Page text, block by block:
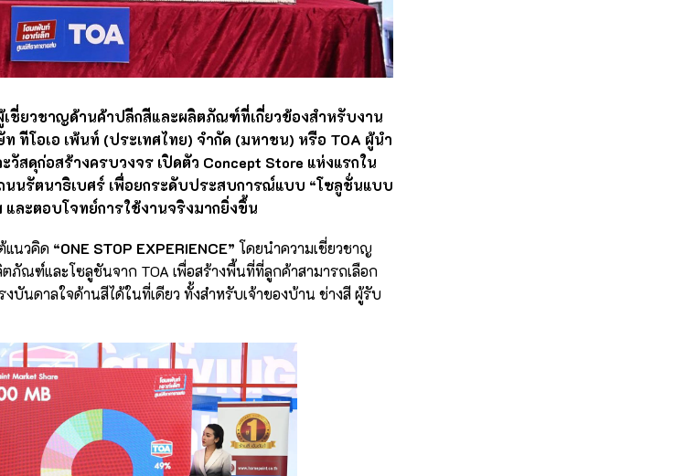
เชี่ยวชาญด้านค้าปลีกสีและผลิตภัณฑ์ที่เกี่ยวข้องสำหรับงาน
ทีโอเอ เพ้นท์ (ประเทศไทย) จำกัด (มหาชน) หรือ TOA ผู้นำ
สดุก่อสร้างครบวงจร เปิดตัว Concept Store แห่งแรกใน
ถนนรัตนาธิเบศร์ เพื่อยกระดับประสบการณ์แบบ “โซลูชั่นแบบ
ละตอบโจทย์การใช้งานจริงมากยิ่งขึ้น
แนวคิด “ONE STOP EXPERIENCE” โดยนำความเชี่ยวชาญ
ภัณฑ์และโซลูชันจาก TOA เพื่อสร้างพื้นที่ที่ลูกค้าสามารถเลือก
บันดาลใจด้านสีได้ในที่เดียว ทั้งสำหรับเจ้าของบ้าน ช่างสี ผู้รับ